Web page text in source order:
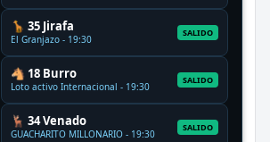
🦒 35 Jirafa
El Granjazo - 19:30
SALIDO
🐴 18 Burro
Loto activo Internacional - 19:30
SALIDO
🦌 34 Venado
GUACHARITO MILLONARIO - 19:30
SALIDO